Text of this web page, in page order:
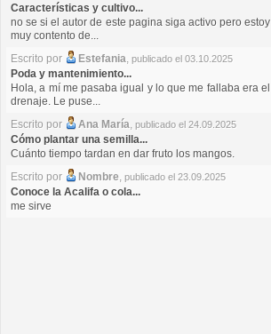
Características y cultivo...
no se si el autor de este pagina siga activo pero estoy
muy contento de...
Escrito por
Estefania, publicado el 03.10.2025
Poda y mantenimiento...
Hola, a mí me pasaba igual y lo que me fallaba era el
drenaje. Le puse...
Escrito por
Ana María, publicado el 24.09.2025
Cómo plantar una semilla...
Cuánto tiempo tardan en dar fruto los mangos.
Escrito por
Nombre, publicado el 23.09.2025
Conoce la Acalifa o cola...
me sirve